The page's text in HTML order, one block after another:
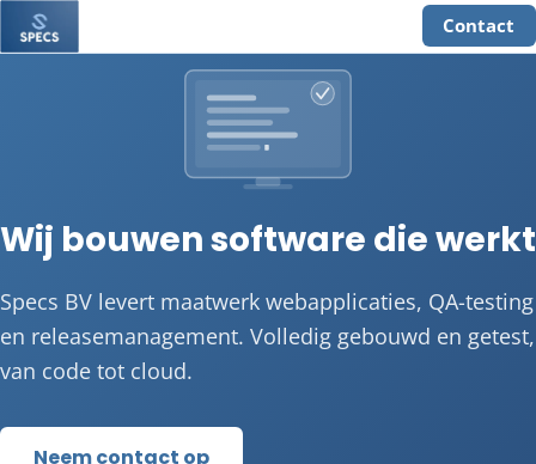
Contact
Wij bouwen software die werkt
Specs BV levert maatwerk webapplicaties, QA-testing
en releasemanagement. Volledig gebouwd en getest,
van code tot cloud.
Neem contact op